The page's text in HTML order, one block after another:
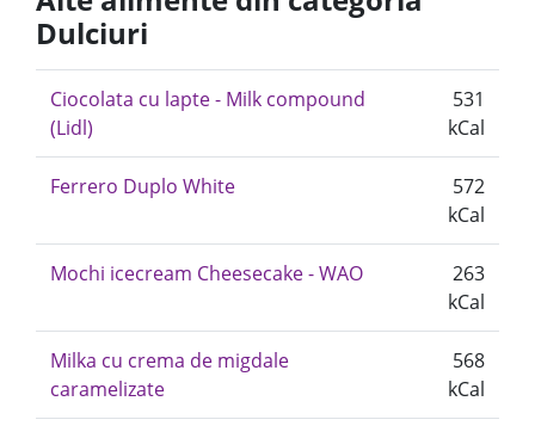
Dulciuri
Ciocolata cu lapte - Milk compound
(Lidl)
531
kCal
Ferrero Duplo White
572
kCal
Mochi icecream Cheesecake - WAO
263
kCal
Milka cu crema de migdale
caramelizate
568
kCal